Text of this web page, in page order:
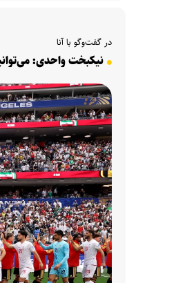
در گفت‌وگو با آنا
نیکبخت واحدی: